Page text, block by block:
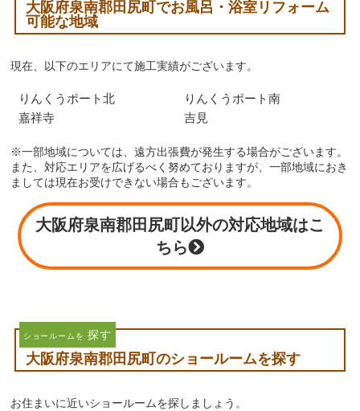
大阪府泉南郡田尻町でお風呂・浴室リフォーム
可能な地域
現在、以下のエリアにて施工実績がございます。
りんくうポート北
りんくうポート南
嘉祥寺
吉見
※一部地域については、遠方出張費が発生する場合がございます。
また、対応エリアを広げるべく努めておりますが、一部地域におき
ましては現在お受けできない場合もございます。
大阪府泉南郡田尻町以外の対応地域はこ
ちら
ショールームを 探す
大阪府泉南郡田尻町のショールームを探す
お住まいに近いショールームを探しましょう。